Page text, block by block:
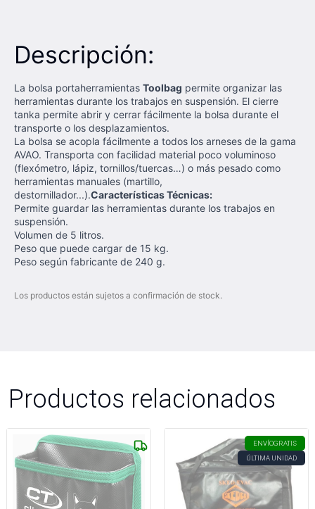
Descripción:
La bolsa portaherramientas Toolbag permite organizar las
herramientas durante los trabajos en suspensión. El cierre
tanka permite abrir y cerrar fácilmente la bolsa durante el
transporte o los desplazamientos.
La bolsa se acopla fácilmente a todos los arneses de la gama
AVAO. Transporta con facilidad material poco voluminoso
(flexómetro, lápiz, tornillos/tuercas…) o más pesado como
herramientas manuales (martillo,
destornillador...).Características Técnicas:
Permite guardar las herramientas durante los trabajos en
suspensión.
Volumen de 5 litros.
Peso que puede cargar de 15 kg.
Peso según fabricante de 240 g.
Los productos están sujetos a confirmación de stock.
Productos relacionados
ENVÍOGRATIS
ÚLTIMA UNIDAD